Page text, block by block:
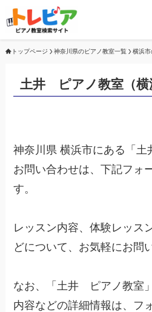
トップページ 神奈川県のピアノ教室一覧 横浜市
土井 ピアノ教室（横
神奈川県 横浜市にある「
お問い合わせは、下記フォ
す。
レッスン内容、体験レッス
どについて、お気軽にお問
なお、「土井 ピアノ教室
内容などの詳細情報は、フ